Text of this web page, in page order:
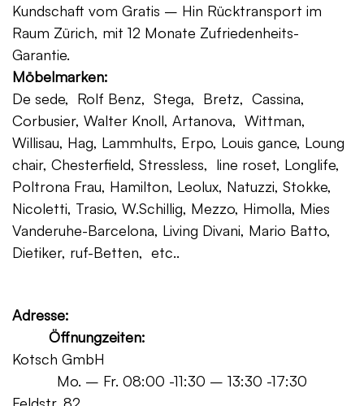
Kundschaft vom Gratis – Hin Rücktransport im
Raum Zürich, mit 12 Monate Zufriedenheits-
Garantie.
Möbelmarken:
De sede, Rolf Benz, Stega, Bretz, Cassina,
Corbusier, Walter Knoll, Artanova, Wittman,
Willisau, Hag, Lammhults, Erpo, Louis gance, Loung
chair, Chesterfield, Stressless, line roset, Longlife,
Poltrona Frau, Hamilton, Leolux, Natuzzi, Stokke,
Nicoletti, Trasio, W.Schillig, Mezzo, Himolla, Mies
Vanderuhe-Barcelona, Living Divani, Mario Batto,
Dietiker, ruf-Betten, etc..
Adresse:
Öffnungzeiten:
Kotsch GmbH
Mo. – Fr. 08:00 -11:30 – 13:30 -17:30